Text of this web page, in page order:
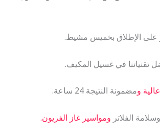
على الإطلاق بخميس مشيط.
تقنياتنا في غسيل المكيف.
ومضمونة النتيجة 24 ساعة.
الفلاتر ومواسير غاز الفريون.